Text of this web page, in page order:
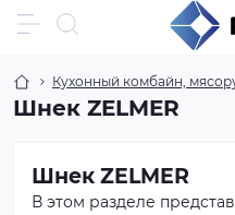
Кухонный комбайн,
Шнек ZELMER
Шнек ZELMER
В этом разделе